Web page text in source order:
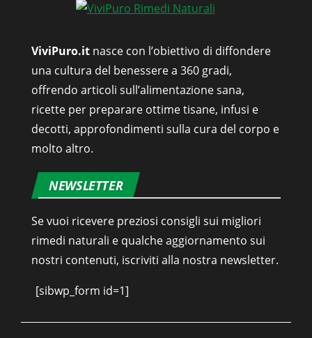
ViviPuro.it nasce con l’obiettivo di diffondere
una cultura del benessere a 360 gradi,
offrendo articoli sull’alimentazione sana,
ricette per preparare ottime tisane, infusi e
decotti, approfondimenti sulla cura del corpo e
molto altro.
NEWSLETTER
Se vuoi ricevere preziosi consigli sui migliori
rimedi naturali e qualche aggiornamento sui
nostri contenuti, iscriviti alla nostra newsletter.
[sibwp_form id=1]